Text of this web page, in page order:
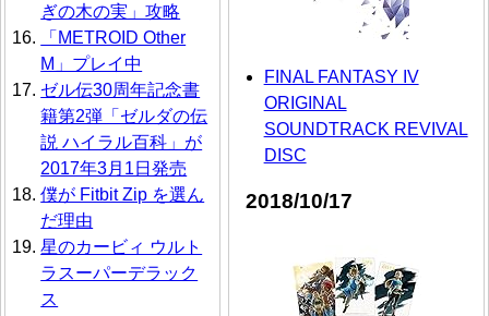
ぎの木の実」攻略
「METROID Other
M」プレイ中
ゼル伝30周年記念書
籍第2弾「ゼルダの伝
説 ハイラル百科」が
2017年3月1日発売
僕が Fitbit Zip を選ん
だ理由
星のカービィ ウルト
ラスーパーデラック
ス
FINAL FANTASY IV
ORIGINAL
SOUNDTRACK REVIVAL
DISC
2018/10/17